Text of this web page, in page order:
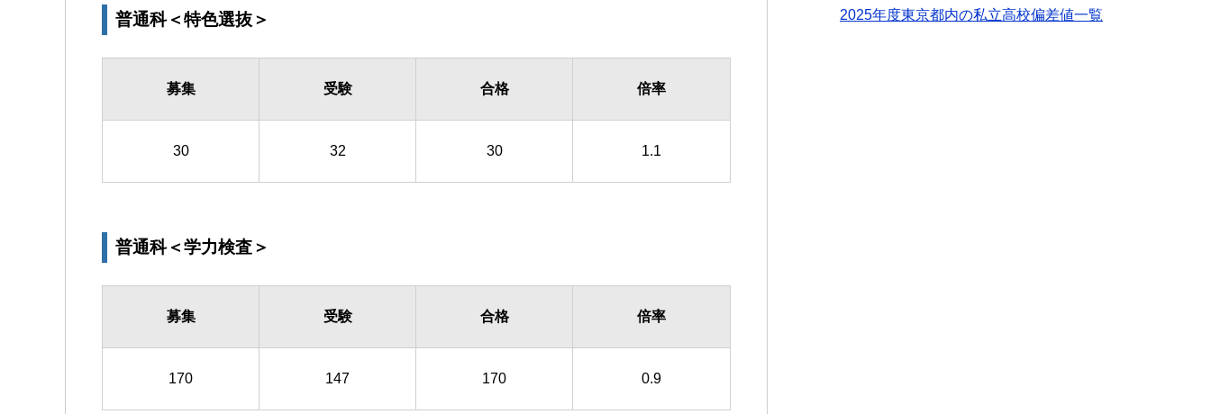
普通科＜特色選抜＞
募集 受験 合格 倍率
30 32 30 1.1
普通科＜学力検査＞
募集 受験 合格 倍率
170 147 170 0.9
2025年度東京都内の私立高校偏差値一覧